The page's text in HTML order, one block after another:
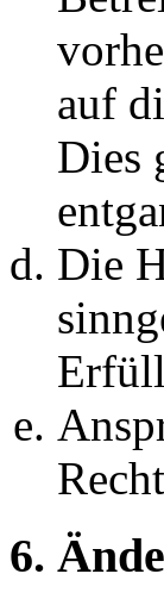
auf
Dies
Die
6.